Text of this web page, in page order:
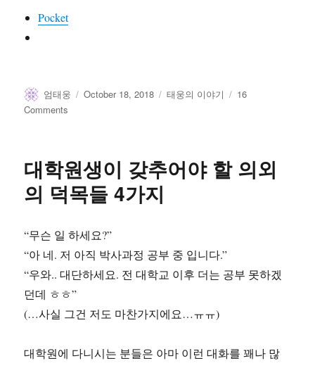
Pocket
Author
엄태웅
Posted
October 18, 2018 Categories
태웅의 이야기
16
Comments
곧
내
삶
는
‘굿
라
프’의
길
대학원생이 갖추어야 할 의외
의 덕목들 4가지
“무슨 일 하세요?”
“아 네. 저 아직 박사과정 공부 중 입니다.”
“우와.. 대단하세요. 전 대학교 이후 더는 공부 못하겠
던데 ㅎㅎ”
(…사실 그건 저도 마찬가지에요…ㅠㅠ)
대학원에 다니시는 분들은 아마 이런 대화를 꽤나 많